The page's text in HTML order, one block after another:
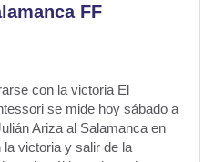
FF
con la victoria El
se mide hoy sábado a
Ariza al Salamanca en
victoria y salir de la